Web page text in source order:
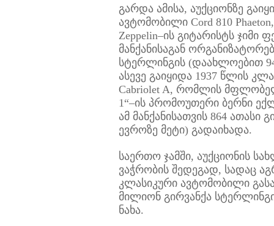
გარდა ამისა, აუქციონზე
ავტომობილი Cord 810
Zeppelin–ის გიტარისტს ჯიმი
მანქანისაგან
სტერლინგის (დაახლოებით
ასევე გაიყიდა 1937 წლის
Cabriolet A, რომლის
1“–ის პრომოუთერი ბერნი
ამ მანქანისათვის 864
ევროზე მეტი) გადაიხადა.
საერთო ჯამში, აუქციონის
ვაჭრობის შედეგად, სადაც
კლასიკური ავტომობილი
მილიონ გირვანქა
ნახა.